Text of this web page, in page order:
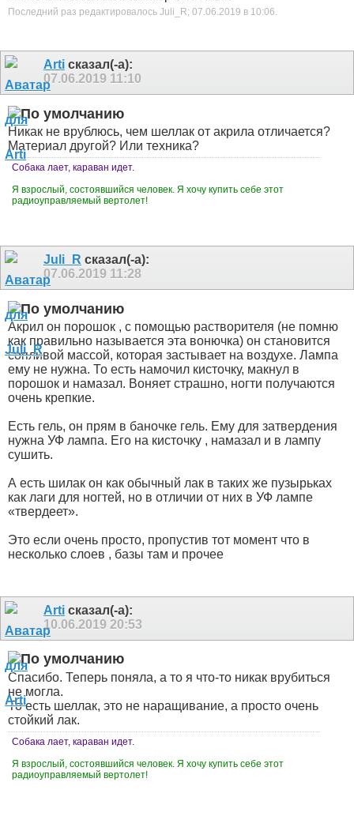
Последний раз редактировалось Juli_R; 07.06.2019 в 10:06
Arti сказал(-а):
07.06.2019 11:10
Никак не врублюсь, чем шеллак от акрила отличается?
Материал другой? Или техника?
Собака лает, караван идет.
Я взрослый, состоявшийся человек. Я хочу купить себе этот
радиоуправляемый вертолет!
Juli_R сказал(-а):
07.06.2019 11:28
Акрил он порошок , с помощью растворителя (не помню
как правильно называется эта вонючка) он становится
сопливой массой, которая застывает на воздухе. Лампа
ему не нужна. То есть намочил кисточку, макнул в
порошок и намазал. Воняет страшно, ногти получаются
очень крепкие.
Есть гель, он прям в баночке гель. Ему для затвердения
нужна УФ лампа. Его на кисточку , намазал и в лампу
сушить.
А есть шилак он как обычный лак в таких же пузырьках
как лаги для ногтей, но в отличии от них в УФ лампе
«твердеет».
Это если очень просто, пропустив тот момент что в
несколько слоев , базы там и прочее
Arti сказал(-а):
10.06.2019 20:53
Спасибо. Теперь поняла, а то я что-то никак врубиться
не могла.
То есть шеллак, это не наращивание, а просто очень
стойкий лак.
Собака лает, караван идет.
Я взрослый, состоявшийся человек. Я хочу купить себе этот
радиоуправляемый вертолет!